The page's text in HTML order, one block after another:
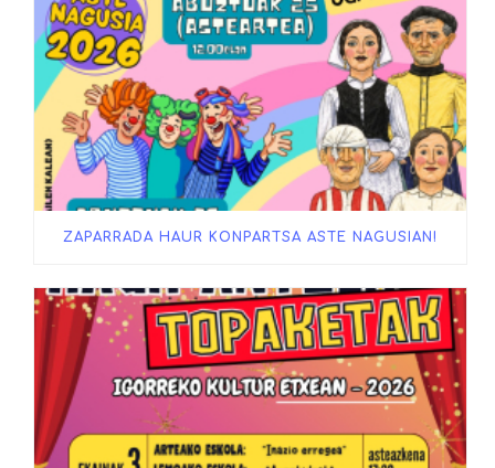
ZAPARRADA HAUR KONPARTSA ASTE NAGUSIAN!